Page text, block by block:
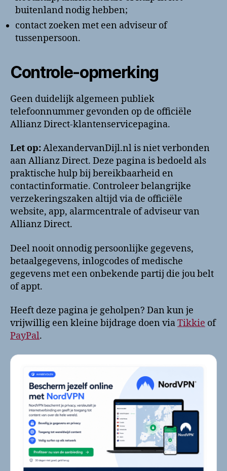
buitenland nodig hebben;
contact zoeken met een adviseur of
tussenpersoon.
Controle-opmerking
Geen duidelijk algemeen publiek
telefoonnummer gevonden op de officiële
Allianz Direct-klantenservicepagina.
Let op:AlexandervanDijl.nl is niet verbonden
aan Allianz Direct. Deze pagina is bedoeld als
praktische hulp bij bereikbaarheid en
contactinformatie. Controleer belangrijke
verzekeringszaken altijd via de officiële
website, app, alarmcentrale of adviseur van
Allianz Direct.
Deel nooit onnodig persoonlijke gegevens,
betaalgegevens, inlogcodes of medische
gegevens met een onbekende partij die jou belt
of appt.
Heeft deze pagina je geholpen? Dan kun je
vrijwillig een kleine bijdrage doen viaTikkie of
PayPal.